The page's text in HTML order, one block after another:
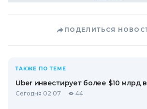
ПОДЕЛИТЬСЯ
ТАКЖЕ ПО ТЕМЕ
Uber инвестирует более $10 млрд
Сегодня 02:07 44